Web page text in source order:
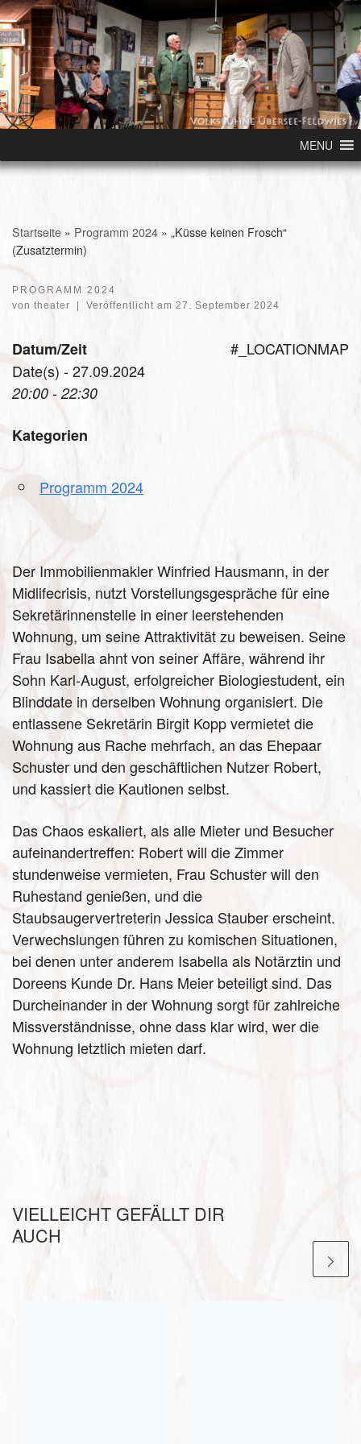
Skip to content
MENU
Startseite » Programm 2024 » „Küsse keinen Frosch“
(Zusatztermin)
PROGRAMM 2024
von theater | Veröffentlicht am 27. September 2024
#_LOCATIONMAP
Datum/Zeit
Date(s) - 27.09.2024
20:00 - 22:30
Kategorien
Programm 2024
Der Immobilienmakler Winfried Hausmann, in der
Midlifecrisis, nutzt Vorstellungsgespräche für eine
Sekretärinnenstelle in einer leerstehenden
Wohnung, um seine Attraktivität zu beweisen. Seine
Frau Isabella ahnt von seiner Affäre, während ihr
Sohn Karl-August, erfolgreicher Biologiestudent, ein
Blinddate in derselben Wohnung organisiert. Die
entlassene Sekretärin Birgit Kopp vermietet die
Wohnung aus Rache mehrfach, an das Ehepaar
Schuster und den geschäftlichen Nutzer Robert,
und kassiert die Kautionen selbst.
Das Chaos eskaliert, als alle Mieter und Besucher
aufeinandertreffen: Robert will die Zimmer
stundenweise vermieten, Frau Schuster will den
Ruhestand genießen, und die
Staubsaugervertreterin Jessica Stauber erscheint.
Verwechslungen führen zu komischen Situationen,
bei denen unter anderem Isabella als Notärztin und
Doreens Kunde Dr. Hans Meier beteiligt sind. Das
Durcheinander in der Wohnung sorgt für zahlreiche
Missverständnisse, ohne dass klar wird, wer die
Wohnung letztlich mieten darf.
VIELLEICHT GEFÄLLT DIR
AUCH